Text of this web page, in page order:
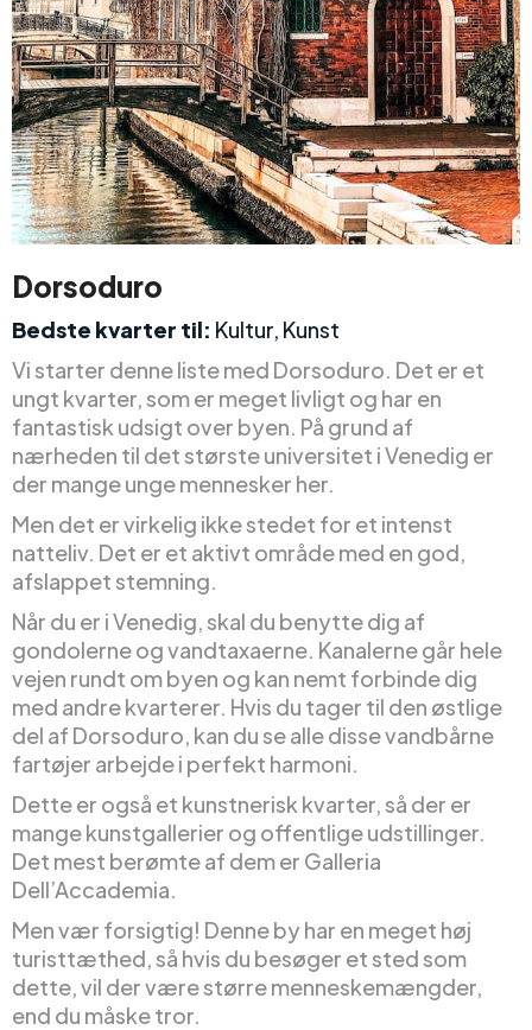
Dorsoduro
Bedste kvarter til: Kultur, Kunst
Vi starter denne liste med Dorsoduro. Det er et
ungt kvarter, som er meget livligt og har en
fantastisk udsigt over byen. På grund af
nærheden til det største universitet i Venedig er
der mange unge mennesker her.
Men det er virkelig ikke stedet for et intenst
natteliv. Det er et aktivt område med en god,
afslappet stemning.
Når du er i Venedig, skal du benytte dig af
gondolerne og vandtaxaerne. Kanalerne går hele
vejen rundt om byen og kan nemt forbinde dig
med andre kvarterer. Hvis du tager til den østlige
del af Dorsoduro, kan du se alle disse vandbårne
fartøjer arbejde i perfekt harmoni.
Dette er også et kunstnerisk kvarter, så der er
mange kunstgallerier og offentlige udstillinger.
Det mest berømte af dem er Galleria
Dell’Accademia.
Men vær forsigtig! Denne by har en meget høj
turisttæthed, så hvis du besøger et sted som
dette, vil der være større menneskemængder,
end du måske tror.